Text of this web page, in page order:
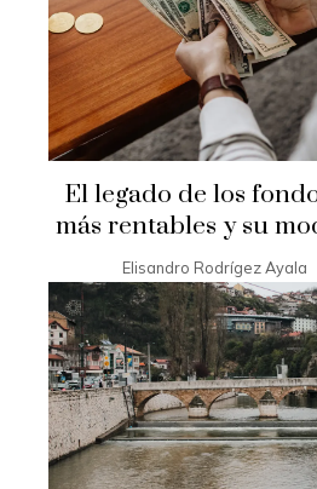
El legado de los
más rentables y su
Elisandro Rodrígez Ayala